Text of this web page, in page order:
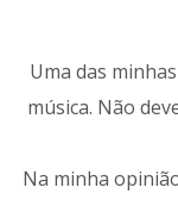
Uma das
música. Não
Na minha